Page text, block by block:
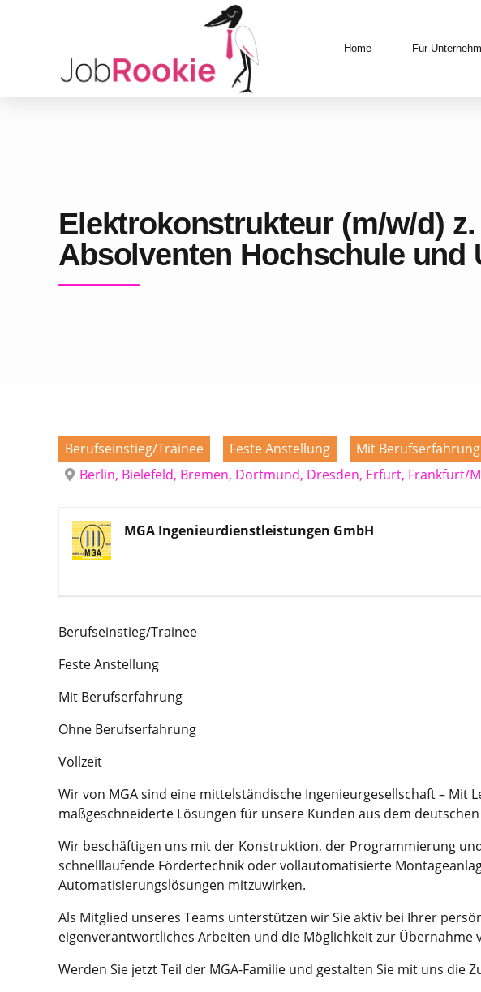
Home Für
Elektrokonstrukteur (m/w/d) z.
Absolventen Hochschule und
Berufseinstieg/Trainee Feste Anstellung
Mit Berufserfahrung
Berlin, Bielefeld, Bremen, Dortmund, Dresden, Erfurt, Frankfurt/
MGA Ingenieurdienstleistungen GmbH
Berufseinstieg/Trainee
Feste Anstellung
Mit Berufserfahrung
Ohne Berufserfahrung
Vollzeit
Wir von MGA sind eine mittelständische Ingenieurgesellschaft –
maßgeschneiderte Lösungen für unsere Kunden aus dem
Wir beschäftigen uns mit der Konstruktion, der Programmierung
schnelllaufende Fördertechnik oder vollautomatisierte
Automatisierungslösungen mitzuwirken.
Als Mitglied unseres Teams unterstützen wir Sie aktiv bei Ihrer
eigenverantwortliches Arbeiten und die Möglichkeit zur Übernahme
Werden Sie jetzt Teil der MGA-Familie und gestalten Sie mit uns die